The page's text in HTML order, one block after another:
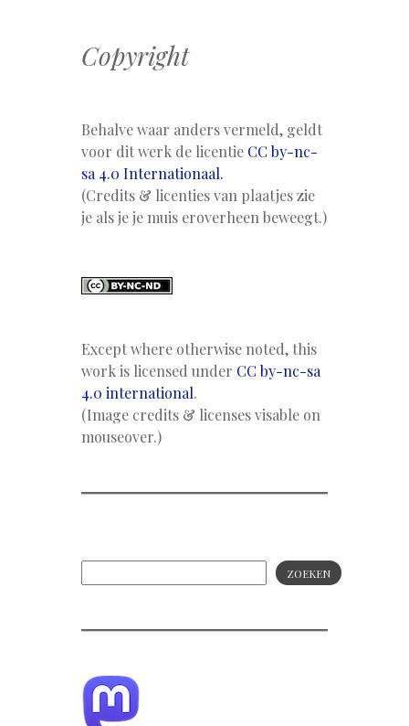
Copyright
Behalve waar anders vermeld, geldt
voor dit werk de licentie CC by-nc-
sa 4.0 Internationaal.
(Credits & licenties van plaatjes zie
je als je je muis eroverheen beweegt.)
Except where otherwise noted, this
work is licensed under CC by-nc-sa
4.0 international.
(Image credits & licenses visable on
mouseover.)
ZOEKEN